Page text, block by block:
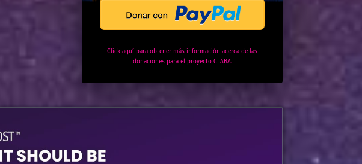
Click aquí para obtener más información acerca de las
donaciones para el proyecto CLABA.